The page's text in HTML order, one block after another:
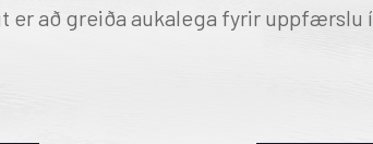
Akureyri
Hérað
að greiða aukalega fyrir uppfærslu